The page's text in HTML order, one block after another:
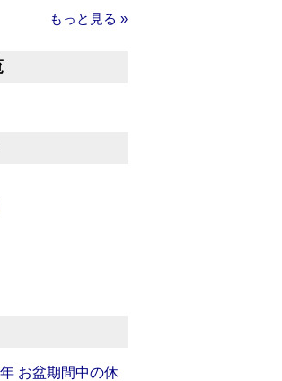
もっと見る »
お盆期間中の休